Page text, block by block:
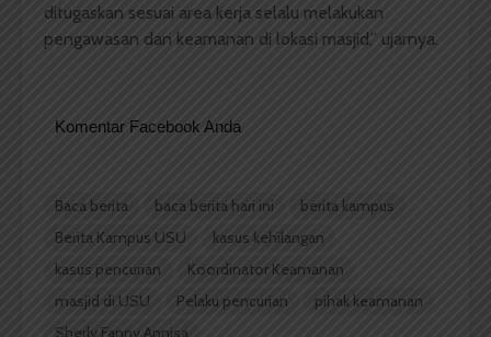
ditugaskan sesuai area kerja selalu melakukan
pengawasan dan keamanan di lokasi masjid,” ujarnya.
Komentar Facebook Anda
Baca berita baca berita hari ini
berita kampus
Berita Kampus USU
kasus kehilangan
kasus pencurian
Koordinator Keamanan
masjid di USU
Pelaku pencurian
pihak keamanan
Sherly Fanny Annisa